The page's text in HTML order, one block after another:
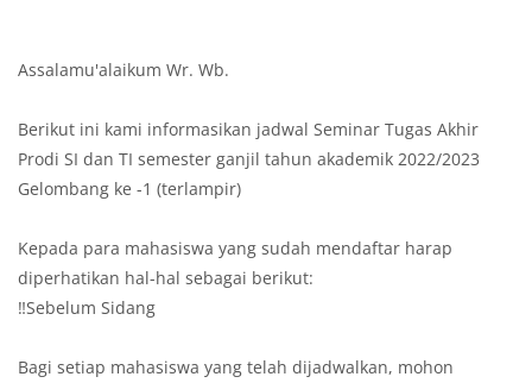
Assalamu'alaikum Wr. Wb.
Berikut ini kami informasikan jadwal Seminar Tugas Akhir
Prodi SI dan TI semester ganjil tahun akademik 2022/2023
Gelombang ke -1 (terlampir)
Kepada para mahasiswa yang sudah mendaftar harap
diperhatikan hal-hal sebagai berikut:
‼️Sebelum Sidang
Bagi setiap mahasiswa yang telah dijadwalkan, mohon